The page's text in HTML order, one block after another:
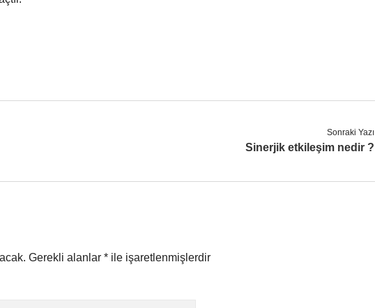
Sonraki Yazı
Sinerjik etkileşim nedir ?
Gerekli alanlar * ile işaretlenmişlerdir